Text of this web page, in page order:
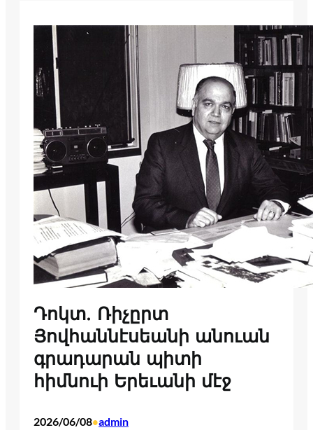
Դոկտ. Ռիչըրտ
Յովհաննէսեանի անուան
գրադարան պիտի
հիմնուի Երեւանի մէջ
2026/06/08•admin